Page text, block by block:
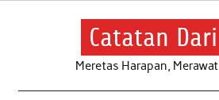
Skip
Catatan
Meretas Harapan,